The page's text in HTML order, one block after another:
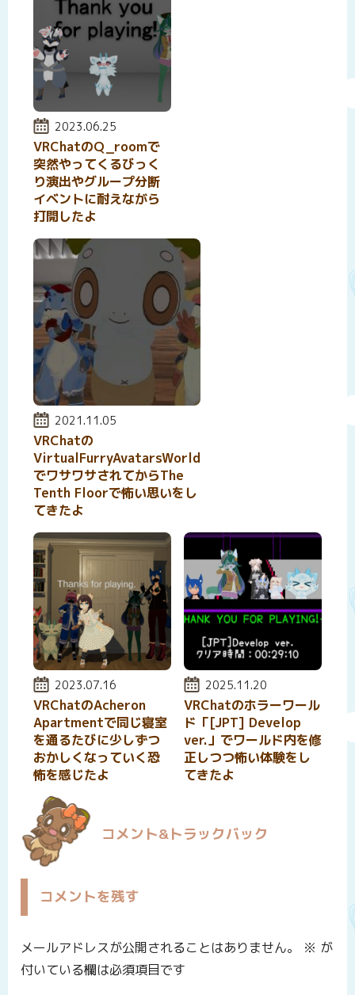
投稿日:
2023.06.25
VRChatのQ_roomで
突然やってくるびっく
り演出やグループ分断
イベントに耐えながら
打開したよ
投稿日:
2021.11.05
VRChatの
VirtualFurryAvatarsWorld
でワサワサされてからThe
Tenth Floorで怖い思いをし
てきたよ
投稿日:
2023.07.16
VRChatのAcheron
Apartmentで同じ寝室
を通るたびに少しずつ
おかしくなっていく恐
怖を感じたよ
投稿日:
2025.11.20
VRChatのホラーワール
ド「[JPT] Develop
ver.」でワールド内を修
正しつつ怖い体験をし
てきたよ
コメント&トラックバック
コメントを残す
メールアドレスが公開されることはありません。 ※ が
付いている欄は必須項目です